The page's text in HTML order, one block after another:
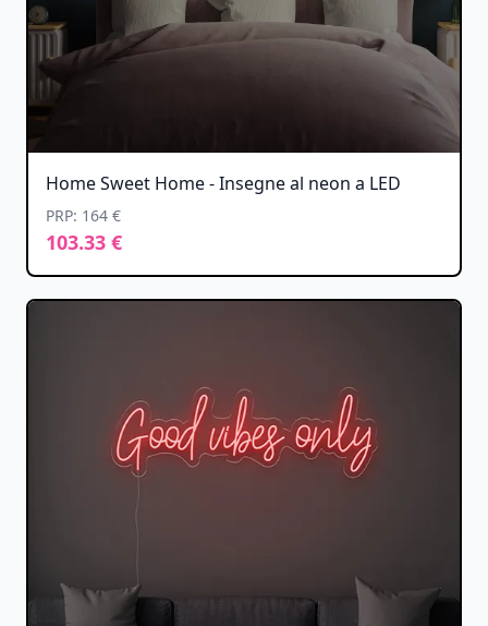
Home Sweet Home - Insegne al neon a LED
PRP: 164 €
103.33 €